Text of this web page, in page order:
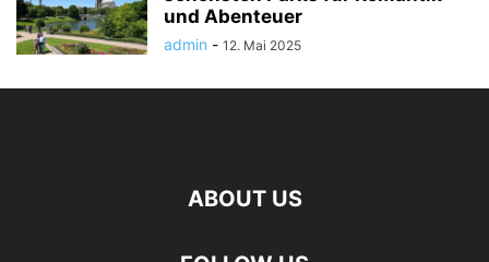
und Abenteuer
admin - 12. Mai 2025
ABOUT US